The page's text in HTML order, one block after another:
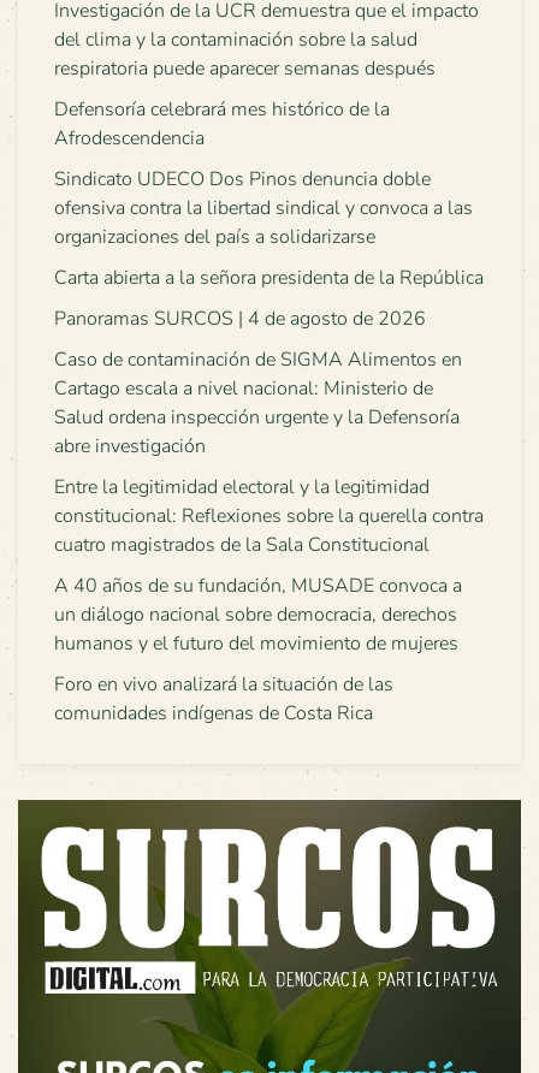
Investigación de la UCR demuestra que el impacto
del clima y la contaminación sobre la salud
respiratoria puede aparecer semanas después
Defensoría celebrará mes histórico de la
Afrodescendencia
Sindicato UDECO Dos Pinos denuncia doble
ofensiva contra la libertad sindical y convoca a las
organizaciones del país a solidarizarse
Carta abierta a la señora presidenta de la República
Panoramas SURCOS | 4 de agosto de 2026
Caso de contaminación de SIGMA Alimentos en
Cartago escala a nivel nacional: Ministerio de
Salud ordena inspección urgente y la Defensoría
abre investigación
Entre la legitimidad electoral y la legitimidad
constitucional: Reflexiones sobre la querella contra
cuatro magistrados de la Sala Constitucional
A 40 años de su fundación, MUSADE convoca a
un diálogo nacional sobre democracia, derechos
humanos y el futuro del movimiento de mujeres
Foro en vivo analizará la situación de las
comunidades indígenas de Costa Rica